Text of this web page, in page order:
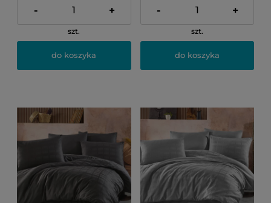
- +
szt.
do koszyka
- +
szt.
do koszyka